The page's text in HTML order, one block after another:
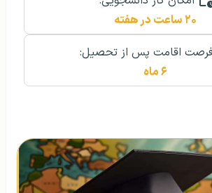
۲۰ ساعت در هفته
اقامت پس از تحصیل:
۶ ماه